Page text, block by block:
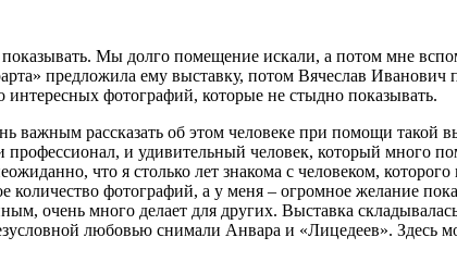
Мы долго помещение искали, а потом мне
предложила ему выставку, потом Вячеслав
фотографий, которые не стыдно показывать.
важным рассказать об этом человеке при помощи такой
и удивительный человек, который много
что я столько лет знакома с человеком,
фотографий, а у меня – огромное желание
очень много делает для других. Выставка
любовью снимали Анвара и «Лицедеев». Здесь